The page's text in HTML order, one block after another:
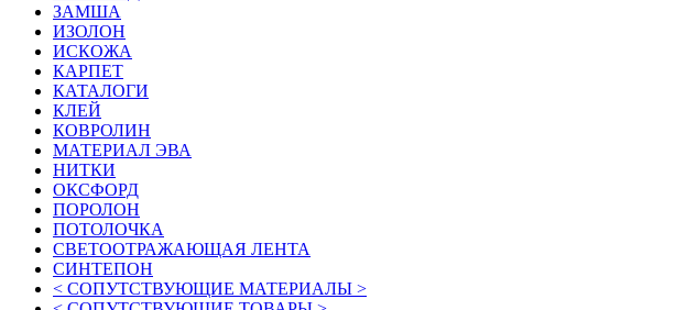
ЗАМША
ИЗОЛОН
ИСКОЖА
КАРПЕТ
КАТАЛОГИ
КЛЕЙ
КОВРОЛИН
МАТЕРИАЛ ЭВА
НИТКИ
ОКСФОРД
ПОРОЛОН
ПОТОЛОЧКА
СВЕТООТРАЖАЮЩАЯ ЛЕНТА
СИНТЕПОН
< СОПУТСТВУЮЩИЕ МАТЕРИАЛЫ >